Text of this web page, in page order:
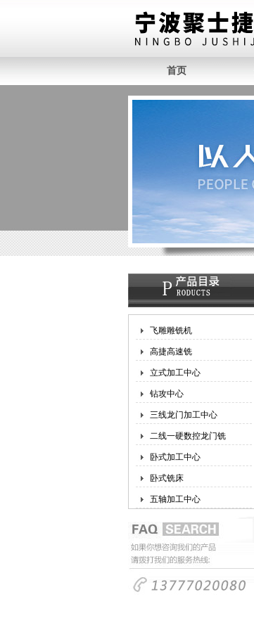
首页
飞雕雕铣机
高捷高速铣
立式加工中心
钻攻中心
三线龙门加工中心
二线一硬数控龙门铣
卧式加工中心
卧式铣床
五轴加工中心